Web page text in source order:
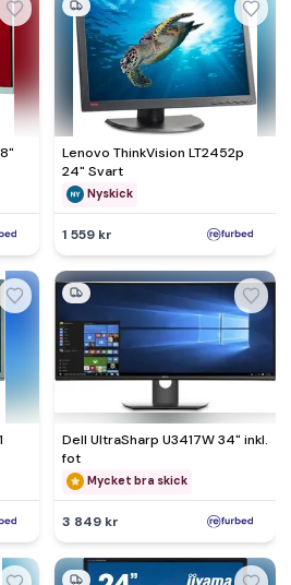
Lenovo ThinkVision LT2452p
24" Svart
Nyskick
1 559 kr
Dell UltraSharp U3417W 34" inkl.
fot
Mycket bra skick
3 849 kr